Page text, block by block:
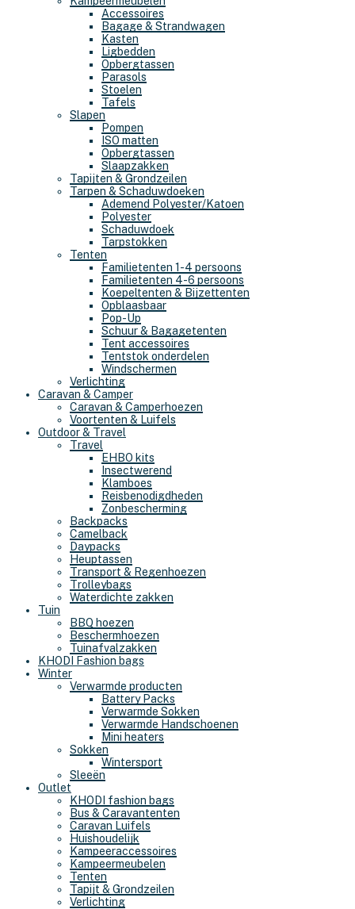
Accessoires
Bagage & Strandwagen
Kasten
Ligbedden
Opbergtassen
Parasols
Stoelen
Tafels
Slapen
Pompen
ISO matten
Opbergtassen
Slaapzakken
Tapijten & Grondzeilen
Tarpen & Schaduwdoeken
Ademend Polyester/Katoen
Polyester
Schaduwdoek
Tarpstokken
Tenten
Familietenten 1-4 persoons
Familietenten 4-6 persoons
Koepeltenten & Bijzettenten
Opblaasbaar
Pop-Up
Schuur & Bagagetenten
Tent accessoires
Tentstok onderdelen
Windschermen
Verlichting
Caravan & Camper
Caravan & Camperhoezen
Voortenten & Luifels
Outdoor & Travel
Travel
EHBO kits
Insectwerend
Klamboes
Reisbenodigdheden
Zonbescherming
Backpacks
Camelback
Daypacks
Heuptassen
Transport & Regenhoezen
Trolleybags
Waterdichte zakken
Tuin
BBQ hoezen
Beschermhoezen
Tuinafvalzakken
KHODI Fashion bags
Winter
Verwarmde producten
Battery Packs
Verwarmde Sokken
Verwarmde Handschoenen
Mini heaters
Sokken
Wintersport
Sleeën
Outlet
KHODI fashion bags
Bus & Caravantenten
Caravan Luifels
Huishoudelijk
Kampeeraccessoires
Kampeermeubelen
Tenten
Tapijt & Grondzeilen
Verlichting